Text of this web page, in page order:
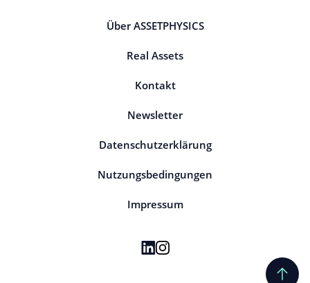
Über ASSETPHYSICS
Real Assets
Kontakt
Newsletter
Datenschutzerklärung
Nutzungsbedingungen
Impressum